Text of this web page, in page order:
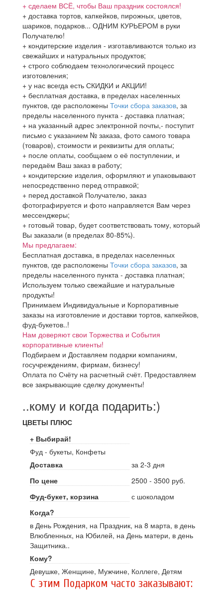
+ сделаем ВСЁ, чтобы Ваш праздник состоялся!
+ доставка тортов, капкейков, пирожных, цветов,
шариков, подарков... ОДНИМ КУРЬЕРОМ в руки
Получателю!
+ кондитерские изделия - изготавливаются только из
свежайших и натуральных продуктов;
+ строго соблюдаем технологический процесс
изготовления;
+ у нас всегда есть СКИДКИ и АКЦИИ!
+ бесплатная доставка, в пределах населенных
пунктов, где расположены Точки сбора заказов, за
пределы населенного пункта - доставка платная;
+ на указанный адрес электронной почты,- поступит
письмо с указанием № заказа, фото самого товара
(товаров), стоимости и реквизиты для оплаты;
+ после оплаты, сообщаем о её поступлении, и
передаём Ваш заказ в работу;
+ кондитерские изделия, оформляют и упаковывают
непосредственно перед отправкой;
+ перед доставкой Получателю, заказ
фотографируется и фото направляется Вам через
мессенджеры;
+ готовый товар, будет соответствовать тому, который
Вы заказали (в пределах 80-85%).
Мы предлагаем:
Бесплатная доставка, в пределах населенных
пунктов, где расположены Точки сбора заказов, за
пределы населенного пункта - доставка платная;
Используем только свежайшие и натуральные
продукты!
Принимаем Индивидуальные и Корпоративные
заказы на изготовление и доставки тортов, капкейков,
фуд-букетов..!
Нам доверяют свои Торжества и События
корпоративные клиенты!
Подбираем и Доставляем подарки компаниям,
госучреждениям, фирмам, бизнесу!
Оплата по Счёту на расчетный счёт. Предоставляем
все закрывающие сделку документы!
..кому и когда подарить:)
ЦВЕТЫ ПЛЮС
+ Выбирай!
Фуд - букеты, Конфеты
Доставка
за 2-3 дня
По цене
2500 - 3500 руб.
Фуд-букет, корзина
с шоколадом
Когда?
в День Рождения, на Праздник, на 8 марта, в день
Влюбленных, на Юбилей, на День матери, в день
Защитника..
Кому?
Девушке, Женщине, Мужчине, Коллеге, Детям
C этим Подарком часто заказывают: